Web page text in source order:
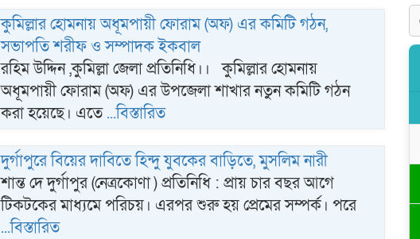
কুমিল্লার হোমনায় অধূমপায়ী ফোরাম (অফ) এর কমিটি গঠন,
সভাপতি শরীফ ও সম্পাদক ইকবাল
রহিম উদ্দিন ,কুমিল্লা জেলা প্রতিনিধি।। কুমিল্লার হোমনায়
অধূমপায়ী ফোরাম (অফ) এর উপজেলা শাখার নতুন কমিটি গঠন
করা হয়েছে। এতে...বিস্তারিত
দুর্গাপুরে বিয়ের দাবিতে হিন্দু যুবকের বাড়িতে, মুসলিম নারী
শান্ত দে দুর্গাপুর (নেত্রকোণা ) প্রতিনিধি : প্রায় চার বছর আগে
টিকটকের মাধ্যমে পরিচয়। এরপর শুরু হয় প্রেমের সম্পর্ক। পরে
...বিস্তারিত